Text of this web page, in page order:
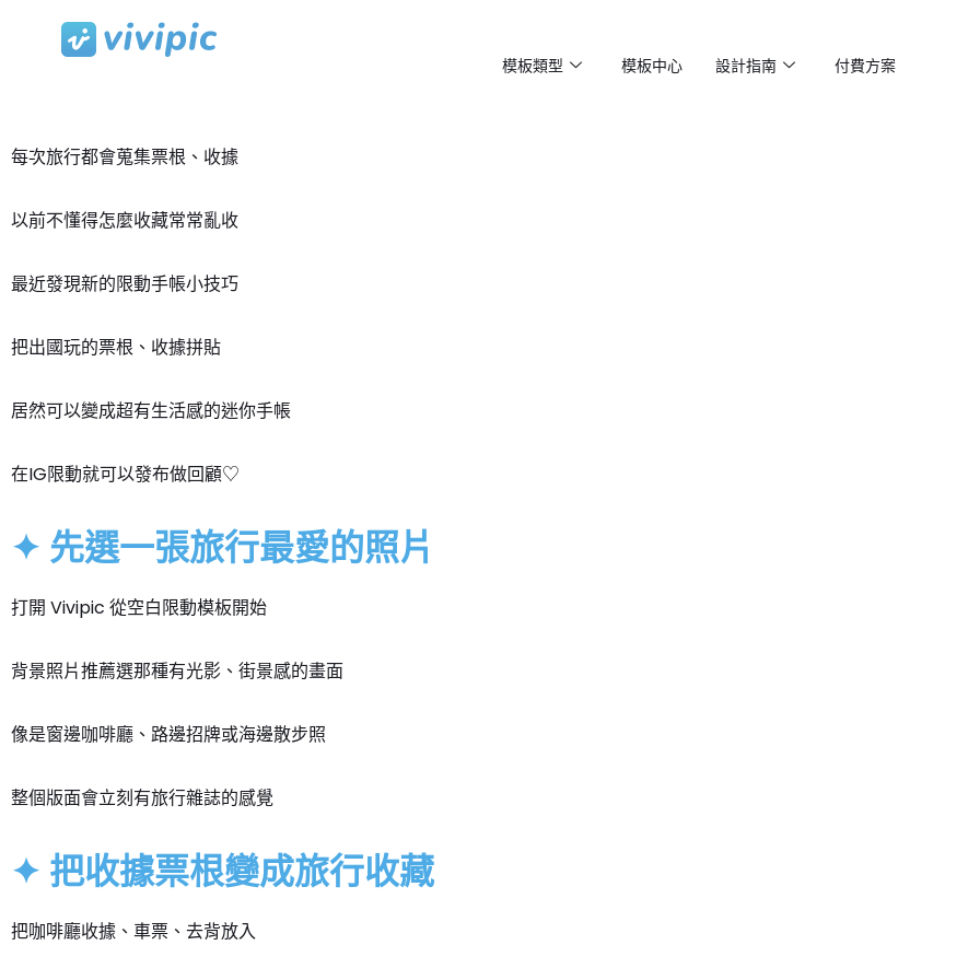
模板類型 模板中心 設計指南 付費方案
每次旅行都會蒐集票根、收據
以前不懂得怎麼收藏常常亂收
最近發現新的限動手帳小技巧
把出國玩的票根、收據拼貼
居然可以變成超有生活感的迷你手帳
在IG限動就可以發布做回顧♡
✦ 先選一張旅行最愛的照片
打開 Vivipic 從空白限動模板開始
背景照片推薦選那種有光影、街景感的畫面
像是窗邊咖啡廳、路邊招牌或海邊散步照
整個版面會立刻有旅行雜誌的感覺
✦ 把收據票根變成旅行收藏
把咖啡廳收據、車票、去背放入